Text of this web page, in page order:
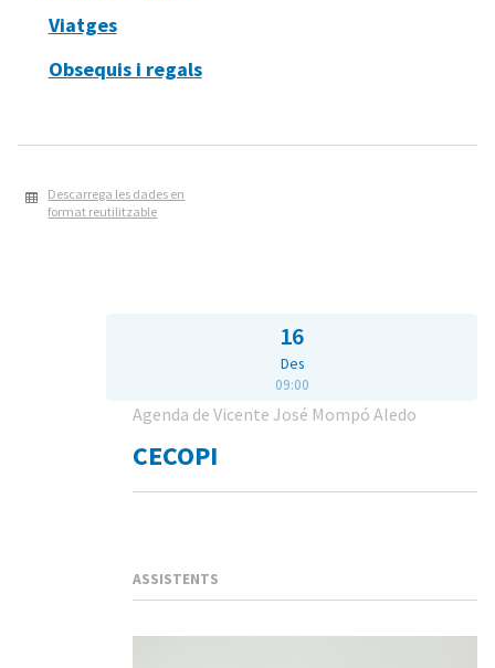
Viatges
Obsequis i regals
Descarrega les dades en
format reutilitzable
16
Des
09:00
Agenda de Vicente José Mompó Aledo
CECOPI
ASSISTENTS